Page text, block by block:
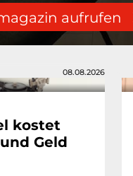
aufrufen
08.08.2026
kostet
Geld